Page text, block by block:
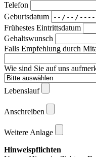
Telefon
Geburtsdatum
Frühestes Eintrittsdatum
Gehaltswunsch
Falls Empfehlung durch
Wie sind Sie auf uns
Lebenslauf
Anschreiben
Weitere Anlage
Hinweispflichten